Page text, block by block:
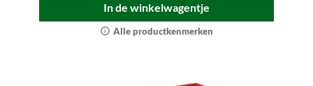
In de winkelwagentje
Alle productkenmerken